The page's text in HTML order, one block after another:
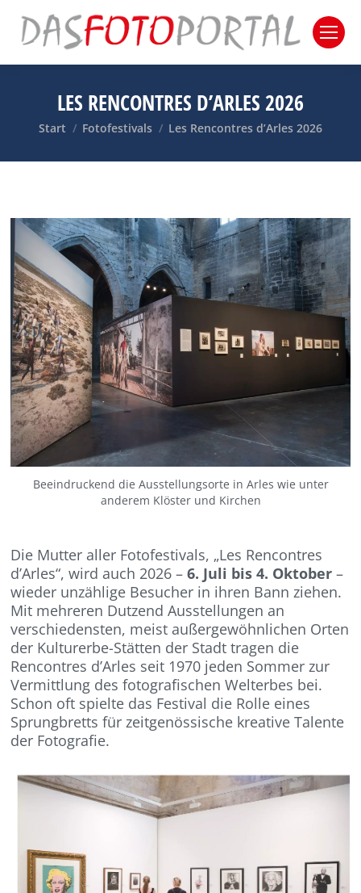
LES RENCONTRES D’ARLES 2026
Sie befinden sich hier:
Start Fotofestivals Les Rencontres d’Arles 2026
Beeindruckend die Ausstellungsorte in Arles wie unter
anderem Klöster und Kirchen
Die Mutter aller Fotofestivals, „Les Rencontres
d’Arles“, wird auch 2026 – 6. Juli bis 4. Oktober–
wieder unzählige Besucher in ihren Bann ziehen.
Mit mehreren Dutzend Ausstellungen an
verschiedensten, meist außergewöhnlichen Orten
der Kulturerbe-Stätten der Stadt tragen die
Rencontres d’Arles seit 1970 jeden Sommer zur
Vermittlung des fotografischen Welterbes bei.
Schon oft spielte das Festival die Rolle eines
Sprungbretts für zeitgenössische kreative Talente
der Fotografie.